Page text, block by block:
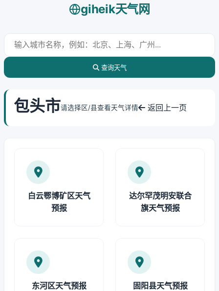
giheik天气网
查询天气
包头市请选择区/县查看天气详情 返回上一页
白云鄂博矿区天气
预报
达尔罕茂明安联合
旗天气预报
东河区天气预报 固阳县天气预报